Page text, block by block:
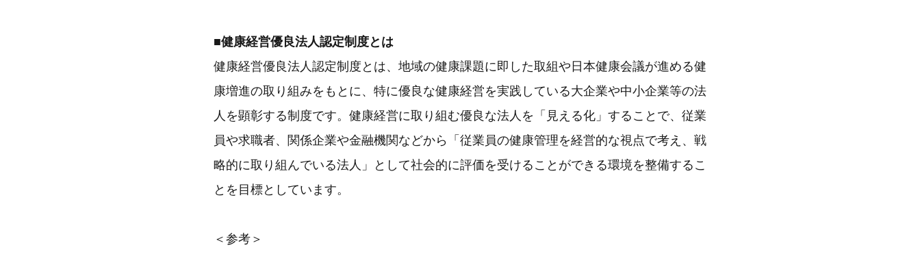
■健康経営優良法人認定制度とは
健康経営優良法人認定制度とは、地域の健康課題に即した取組や日本健康会議が進める健
康増進の取り組みをもとに、特に優良な健康経営を実践している大企業や中小企業等の法
人を顕彰する制度です。健康経営に取り組む優良な法人を「見える化」することで、従業
員や求職者、関係企業や金融機関などから「従業員の健康管理を経営的な視点で考え、戦
略的に取り組んでいる法人」として社会的に評価を受けることができる環境を整備するこ
とを目標としています。
＜参考＞